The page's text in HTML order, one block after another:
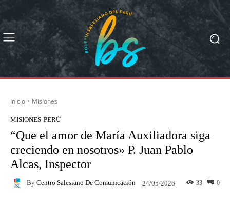
Inicio Misiones
MISIONES PERÚ
“Que el amor de María Auxiliadora siga
creciendo en nosotros» P. Juan Pablo
Alcas, Inspector
By Centro Salesiano De Comunicación 24/05/2026 0
33